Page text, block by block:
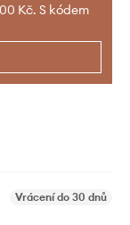
Kč. S kódem
Vrácení do 30 dnů